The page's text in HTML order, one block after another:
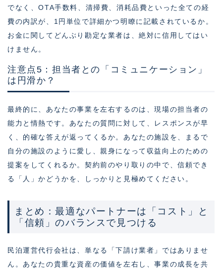
でなく、OTA手数料、清掃費、消耗品費といった全ての経
費の内訳が、1円単位で詳細かつ明瞭に記載されているか。
お金に関してどんぶり勘定な業者は、絶対に信用してはい
けません。
注意点5：担当者との「コミュニケーション」
は円滑か？
最終的に、あなたの事業を左右するのは、現場の担当者の
能力と情熱です。あなたの質問に対して、レスポンスが早
く、的確な答えが返ってくるか。あなたの施設を、まるで
自分の施設のように愛し、親身になって収益向上のための
提案をしてくれるか。契約前のやり取りの中で、信頼でき
る「人」かどうかを、しっかりと見極めてください。
まとめ：最適なパートナーは「コスト」と
「信頼」のバランスで見つける
民泊運営代行会社は、単なる「下請け業者」ではありませ
ん。あなたの貴重な資産の価値を左右し、事業の成長を共